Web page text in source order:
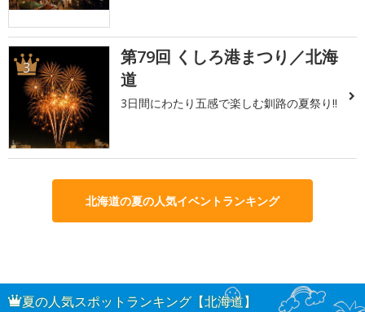
3
第79回 くしろ港まつり／北海
道
3日間にわたり五感で楽しむ釧路の夏祭り!!
北海道の夏の人気イベントランキング
夏の人気スポットランキング【北海道】